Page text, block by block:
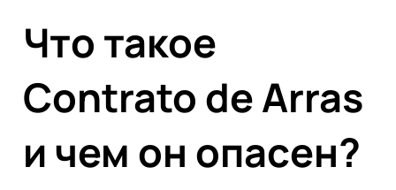
Что такое
Contrato de Arras
и чем он опасен?